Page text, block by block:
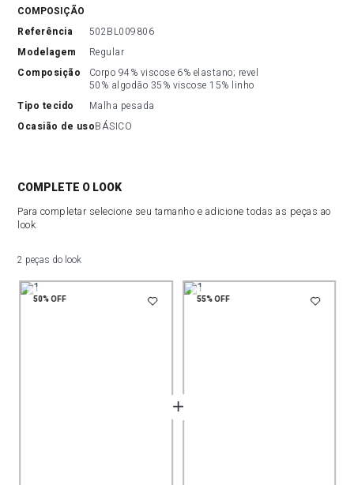
COMPOSIÇÃO
referência
502BL009806
modelagem
Regular
composição
Corpo 94% viscose 6% elastano; revel
50% algodão 35% viscose 15% linho
tipo tecido
Malha pesada
ocasião de usoBÁSICO
COMPLETE O LOOK
Para completar selecione seu tamanho e adicione todas as peças ao
look
2 peças do look
50%OFF 55%OFF